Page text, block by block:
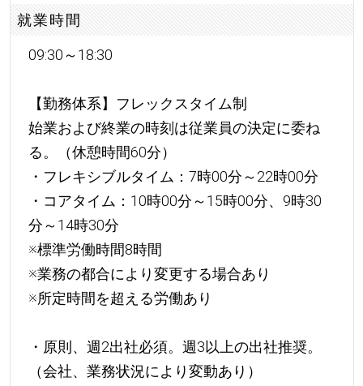
就業時間
09:30～18:30
【勤務体系】フレックスタイム制
始業および終業の時刻は従業員の決定に委ね
る。（休憩時間60分）
・フレキシブルタイム：7時00分～22時00分
・コアタイム：10時00分～15時00分、9時30
分～14時30分
※標準労働時間8時間
※業務の都合により変更する場合あり
※所定時間を超える労働あり
・原則、週2出社必須。週3以上の出社推奨。
（会社、業務状況により変動あり）